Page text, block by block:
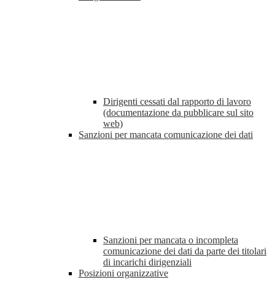
Dirigenti cessati dal rapporto di lavoro
(documentazione da pubblicare sul sito
web)
Sanzioni per mancata comunicazione dei dati
Sanzioni per mancata o incompleta
comunicazione dei dati da parte dei titolari
di incarichi dirigenziali
Posizioni organizzative